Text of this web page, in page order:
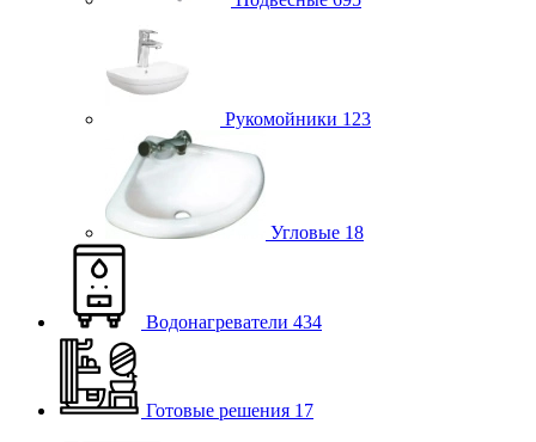
Рукомойники 123
Угловые 18
Водонагреватели 434
Готовые решения 17